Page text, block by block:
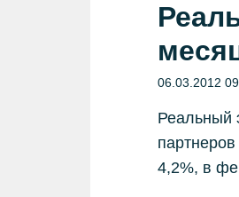
06.03.2012
Реальный
4,2%, в